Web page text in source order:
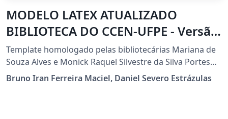
MODELO LATEX ATUALIZADO
BIBLIOTECA DO CCEN-UFPE - Versão
1.4 (16.10.2020)
Template homologado pelas bibliotecárias Mariana de
Souza Alves e Monick Raquel Silvestre da Silva Portes
do setor de Processamento Técnico da Biblioteca do
Bruno Iran Ferreira Maciel, Daniel Severo Estrázulas